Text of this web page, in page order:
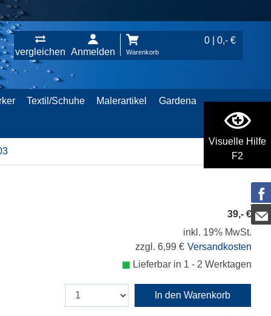
Visuelle Hilfe
F2
vergleichen Anmelden
0 | 0,- €
Warenkorb
Textil/Schuhe Malerartikel Gardena
39,- €
inkl. 19% MwSt.
zzgl. 6,99 € Versandkosten
Lieferbar in 1 - 2 Werktagen
In den Warenkorb